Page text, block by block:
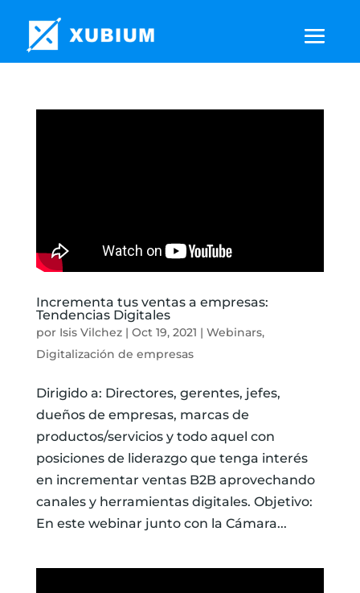
Incrementa tus ventas a empresas:
Tendencias Digitales
por Isis Vilchez| Oct 19, 2021 | Webinars,
Digitalización de empresas
Dirigido a: Directores, gerentes, jefes,
dueños de empresas, marcas de
productos/servicios y todo aquel con
posiciones de liderazgo que tenga interés
en incrementar ventas B2B aprovechando
canales y herramientas digitales. Objetivo:
En este webinar junto con la Cámara...